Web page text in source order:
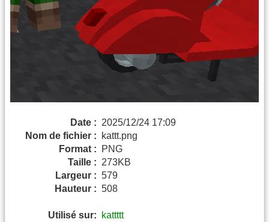
Date : 2025/12/24 17:09
Nom de fichier :
kattt.png
Format :
PNG
Taille : 273KB
Largeur : 579
Hauteur : 508
Utilisé sur: kattttt